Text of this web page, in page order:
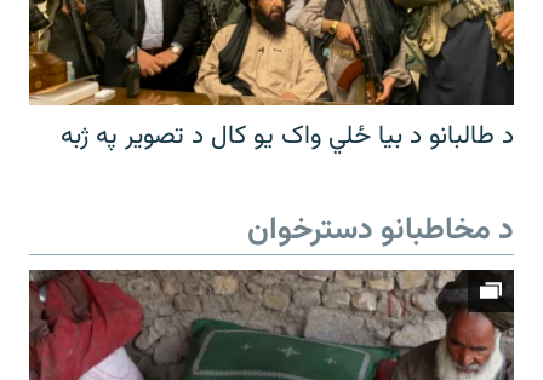
د طالبانو د بیا ځلي واک یو کال د تصویر په ژبه
د مخاطبانو دسترخوان